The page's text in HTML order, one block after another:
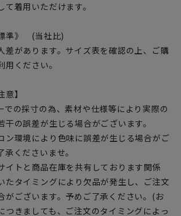
着用いただけます。
準》 (当社比)
があります。サイズ表を確認の上、ご購
ください。
意】
の採寸の為、素材や仕様等により実際の
干の誤差が生じる場合がございます。
環境により色味に誤差が生じる場合がご
くださいませ。
トと商品在庫を共有しております関係
たタイミングにより欠品が発生し、ご注文
がございます。予めご了承ください。(お
つきましても、ご注文のタイミングによっ